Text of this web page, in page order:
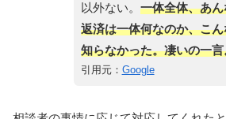
以外ない。 一体全体、あ
返済は一体何なのか、こ
知らなかった。凄いの一言
引用元： Google